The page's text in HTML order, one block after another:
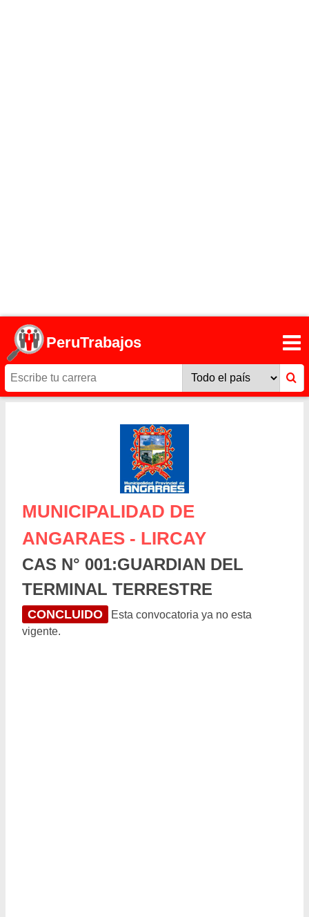
PeruTrabajos
MUNICIPALIDAD DE
ANGARAES - LIRCAY
CAS N° 001:GUARDIAN DEL
TERMINAL TERRESTRE
CONCLUIDO
Esta convocatoria ya no esta
vigente.